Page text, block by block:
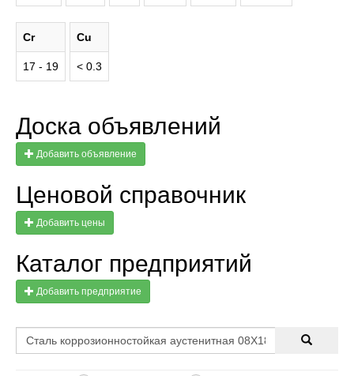
Cr
17 - 19
Cu
< 0.3
Доска объявлений
Добавить объявление
Ценовой справочник
Добавить цены
Каталог предприятий
Добавить предприятие